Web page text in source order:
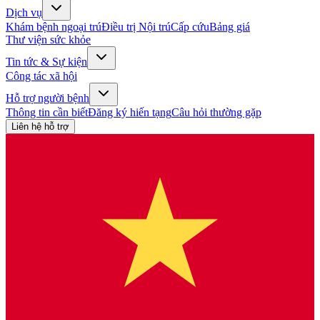
Dịch vụ
Khám bệnh ngoại trúĐiều trị Nội trúCấp cứuBảng giá
Thư viện sức khỏe
Tin tức & Sự kiện
Công tác xã hội
Hỗ trợ người bệnh
Thông tin cần biếtĐăng ký hiến tạngCâu hỏi thường gặp
Liên hệ hỗ trợ